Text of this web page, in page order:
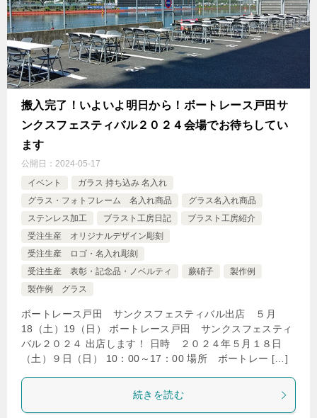
搬入完了！いよいよ明日から！ボートレース戸田サ
ンクスフェスティバル２０２４会場でお待ちしてい
ます
公開日： 2024-05-17
イベント
ガラス 持ち込み 名入れ
グラス・フォトフレーム 名入れ商品
グラス名入れ商品
ステンレス加工
ブラスト工房日記
ブラスト工房紹介
受注生産 オリジナルデザイン彫刻
受注生産 ロゴ・名入れ彫刻
受注生産 表彰・記念品・ノベルティ
蕨硝子
製作例
製作例 グラス
ボートレース戸田 サンクスフェスティバル出店 ５月
18（土）19（日） ボートレース戸田 サンクスフェスティ
バル２０２４ 出店します！ 日時 ２０２４年５月１８日
（土）９日（日） 10：00～17：00 場所 ボートレー […]
続きを読む